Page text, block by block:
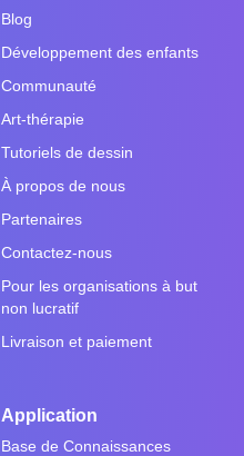
Blog
Développement des enfants
Communauté
Art-thérapie
Tutoriels de dessin
À propos de nous
Partenaires
Contactez-nous
Pour les organisations à but
non lucratif
Livraison et paiement
Application
Base de Connaissances